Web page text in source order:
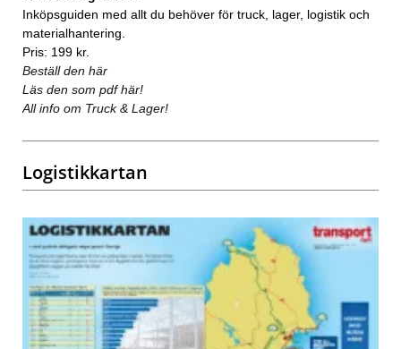
Inköpsguiden med allt du behöver för truck, lager, logistik och
materialhantering.
Pris: 199 kr.
Beställ den här
Läs den som pdf här!
All info om Truck & Lager!
Logistikkartan